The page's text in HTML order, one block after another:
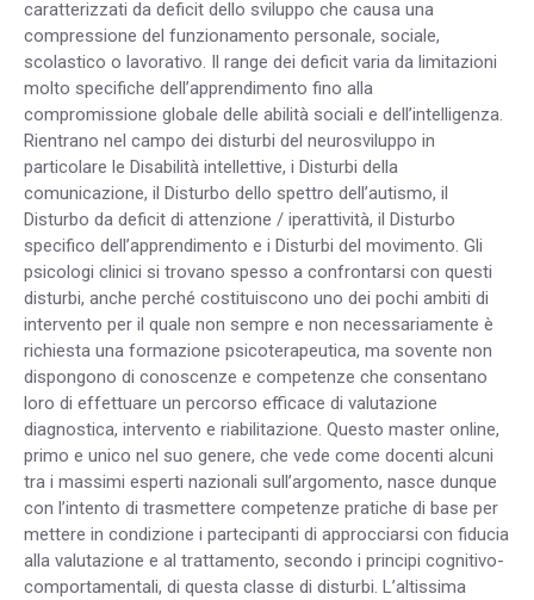
caratterizzati da deficit dello sviluppo che causa una
compressione del funzionamento personale, sociale,
scolastico o lavorativo. Il range dei deficit varia da limitazioni
molto specifiche dell’apprendimento fino alla
compromissione globale delle abilità sociali e dell’intelligenza.
Rientrano nel campo dei disturbi del neurosviluppo in
particolare le Disabilità intellettive, i Disturbi della
comunicazione, il Disturbo dello spettro dell’autismo, il
Disturbo da deficit di attenzione / iperattività, il Disturbo
specifico dell’apprendimento e i Disturbi del movimento. Gli
psicologi clinici si trovano spesso a confrontarsi con questi
disturbi, anche perché costituiscono uno dei pochi ambiti di
intervento per il quale non sempre e non necessariamente è
richiesta una formazione psicoterapeutica, ma sovente non
dispongono di conoscenze e competenze che consentano
loro di effettuare un percorso efficace di valutazione
diagnostica, intervento e riabilitazione. Questo master online,
primo e unico nel suo genere, che vede come docenti alcuni
tra i massimi esperti nazionali sull’argomento, nasce dunque
con l’intento di trasmettere competenze pratiche di base per
mettere in condizione i partecipanti di approcciarsi con fiducia
alla valutazione e al trattamento, secondo i principi cognitivo-
comportamentali, di questa classe di disturbi. L’altissima